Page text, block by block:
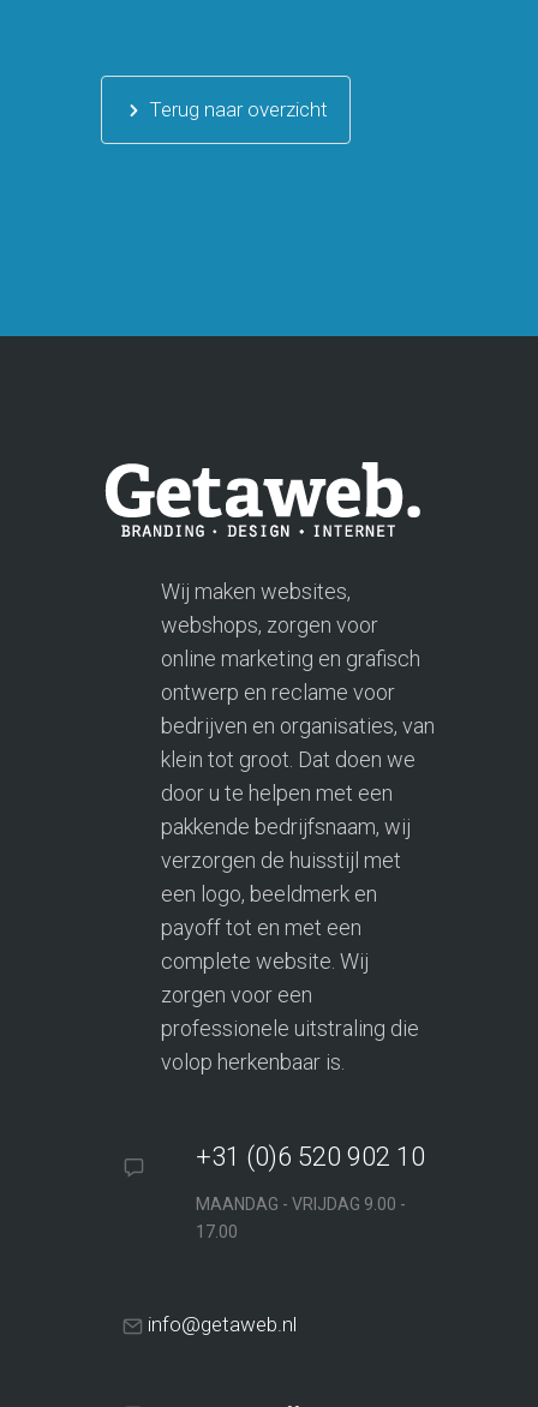
Terug naar overzicht
Wij maken websites,
webshops, zorgen voor
online marketing en grafisch
ontwerp en reclame voor
bedrijven en organisaties, van
klein tot groot. Dat doen we
door u te helpen met een
pakkende bedrijfsnaam, wij
verzorgen de huisstijl met
een logo, beeldmerk en
payoff tot en met een
complete website. Wij
zorgen voor een
professionele uitstraling die
volop herkenbaar is.
+31 (0)6 520 902 10
MAANDAG - VRIJDAG 9.00 -
17.00
info@getaweb.nl